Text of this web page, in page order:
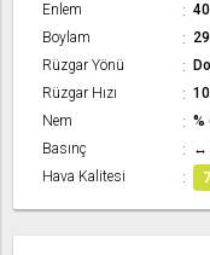
Enlem
Boylam
Rüzgar Yönü
Rüzgar Hızı
Nem
%
Basınç
↔
Hava Kalitesi